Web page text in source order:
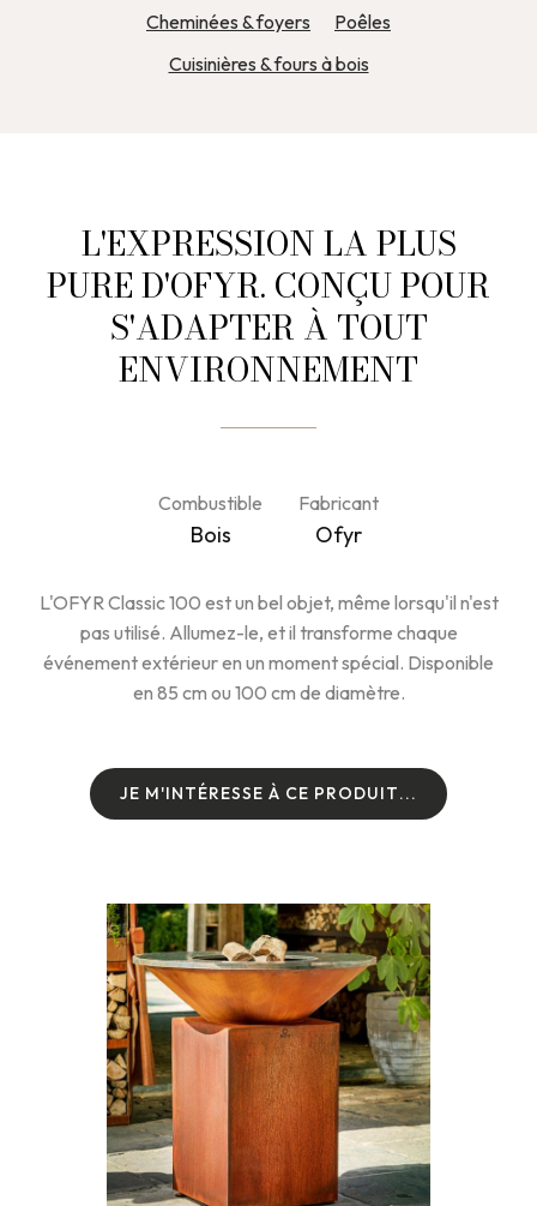
Cheminées & foyers
Poêles
Cuisinières & fours à bois
L'EXPRESSION LA PLUS
PURE D'OFYR. CONÇU POUR
S'ADAPTER À TOUT
ENVIRONNEMENT
Combustible
Bois
Fabricant
Ofyr
L'OFYR Classic 100 est un bel objet, même lorsqu'il n'est
pas utilisé. Allumez-le, et il transforme chaque
événement extérieur en un moment spécial. Disponible
en 85 cm ou 100 cm de diamètre.
JE M'INTÉRESSE À CE PRODUIT...
JE M'INTÉRESSE À CE PRODUIT...